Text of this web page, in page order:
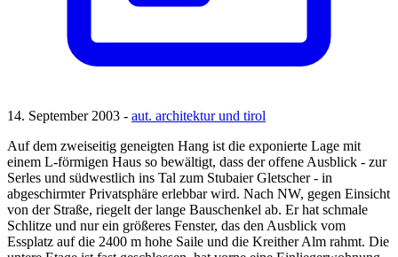
14. September 2003 - aut. architektur und tirol
Auf dem zweiseitig geneigten Hang ist die exponierte Lage mit
einem L-förmigen Haus so bewältigt, dass der offene Ausblick - zur
Serles und südwestlich ins Tal zum Stubaier Gletscher - in
abgeschirmter Privatsphäre erlebbar wird. Nach NW, gegen Einsicht
von der Straße, riegelt der lange Bauschenkel ab. Er hat schmale
Schlitze und nur ein größeres Fenster, das den Ausblick vom
Essplatz auf die 2400 m hohe Saile und die Kreither Alm rahmt. Die